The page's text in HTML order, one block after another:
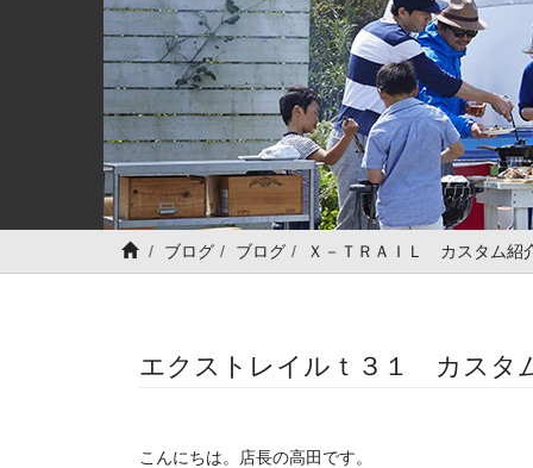
ブログ ブログ Ｘ－ＴＲＡＩＬ カスタム紹
エクストレイルｔ３１ カス
こんにちは。店長の高田です。